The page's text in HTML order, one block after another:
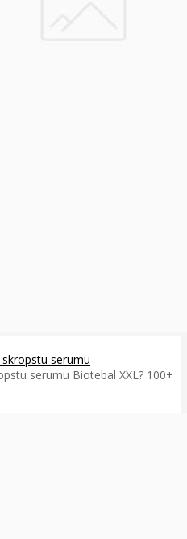
serumu
serumu Biotebal XXL? 100+